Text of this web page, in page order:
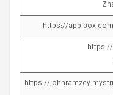
https://
https://